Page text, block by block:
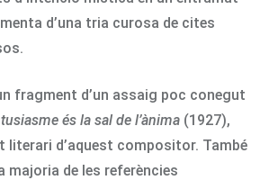
d’una tria curosa de cites
fragment d’un assaig poc conegut
és la sal de l’ànima (1927),
literari d’aquest compositor. També
majoria de les referències